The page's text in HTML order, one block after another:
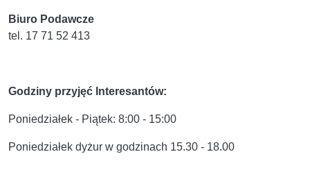
Biuro Podawcze
tel. 17 71 52 413
Godziny przyjęć Interesantów:
Poniedziałek - Piątek: 8:00 - 15:00
Poniedziałek dyżur w godzinach 15.30 - 18.00